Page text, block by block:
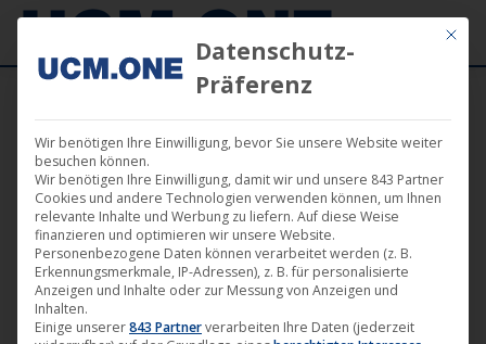
🎵 Mit „Purification“veröffentlicht
Roughage seine neue EP auf dem Label
Time unlimited
Mit
Datenschutz-
Präferenz
Wir benötigen Ihre Einwilligung, bevor Sie unsere Website weiter
besuchen können.
Wir benötigen Ihre Einwilligung, damit wir und unsere 843 Partner
Cookies und andere Technologien verwenden können, um Ihnen
relevante Inhalte und Werbung zu liefern. Auf diese Weise
finanzieren und optimieren wir unsere Website.
Personenbezogene Daten können verarbeitet werden (z. B.
Erkennungsmerkmale, IP-Adressen), z. B. für personalisierte
Anzeigen und Inhalte oder zur Messung von Anzeigen und
Inhalten.
Einige unserer843 Partnerverarbeiten Ihre Daten (jederzeit